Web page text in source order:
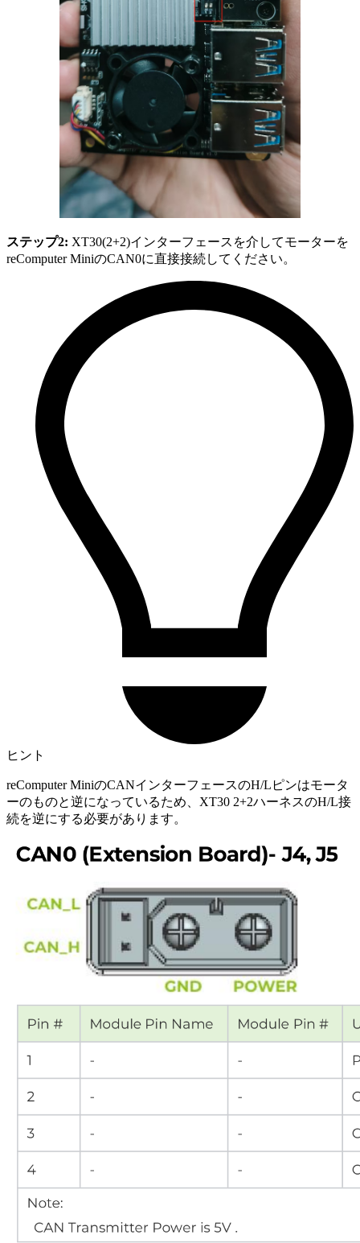
ステップ2: XT30(2+2)インターフェースを介してモーターを
reComputer MiniのCAN0に直接接続してください。
ヒント
reComputer MiniのCANインターフェースのH/Lピンはモータ
ーのものと逆になっているため、XT30 2+2ハーネスのH/L接
続を逆にする必要があります。